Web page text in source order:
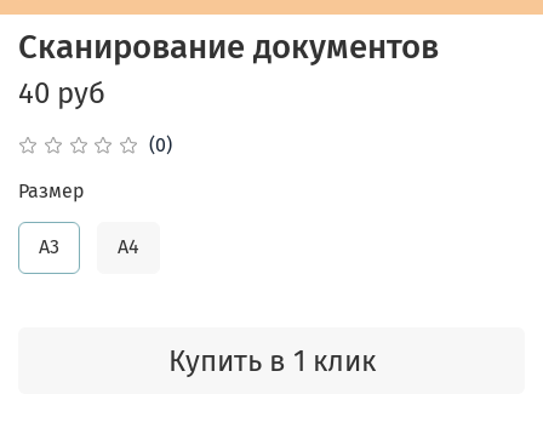
(0)
Сканирование документов
40 руб
Купить в 1 клик
Размер
А3 А4